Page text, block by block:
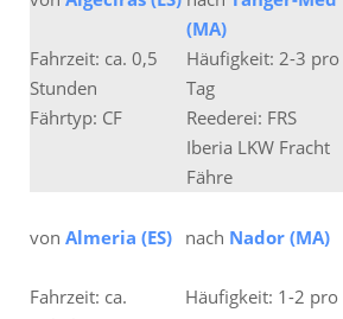
(MA)
Fahrzeit: ca. 0,5
Stunden
Häufigkeit: 2-3 pro
Tag
Fährtyp: CF
Reederei: FRS
Iberia LKW Fracht
Fähre
von Almeria (ES) nach Nador (MA)
Fahrzeit: ca.
Häufigkeit: 1-2 pro